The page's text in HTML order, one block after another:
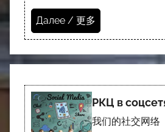
Далее / 更多
РКЦ в
我们的社交网络